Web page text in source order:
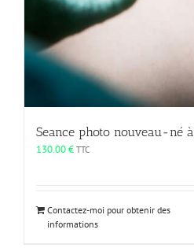
Seance photo nouveau-né
130.00€ TTC
Contactez-moi pour obtenir des
informations